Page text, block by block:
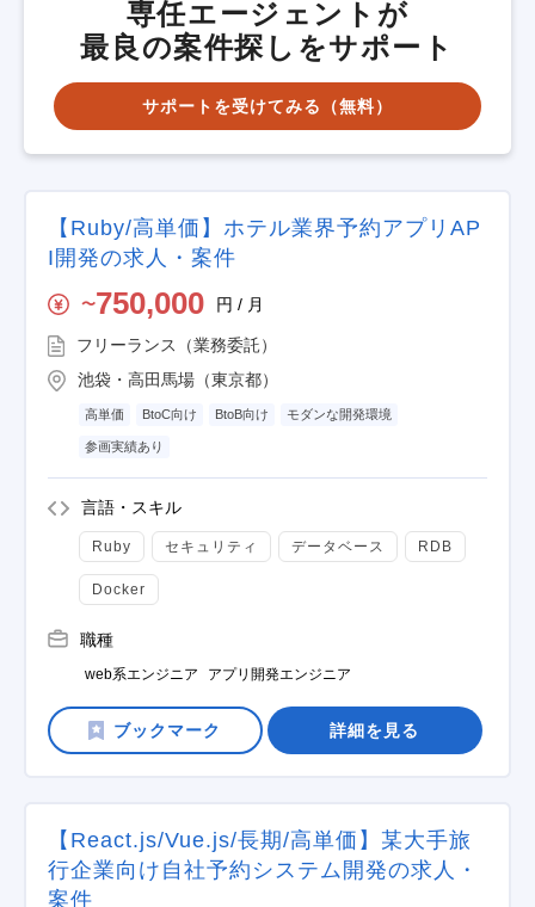
専任エージェントが
最良の案件探しをサポート
サポートを受けてみる（無料）
【Ruby/高単価】ホテル業界予約アプリAP
I開発の求人・案件
〜750,000 円 / 月
フリーランス（業務委託）
池袋・高田馬場（東京都）
高単価 BtoC向け BtoB向け モダンな開発環境
参画実績あり
言語・スキル
Ruby セキュリティ データベース RDB
Docker
職種
web系エンジニア アプリ開発エンジニア
詳細を見る
【React.js/Vue.js/長期/高単価】某大手旅
行企業向け自社予約システム開発の求人・
案件